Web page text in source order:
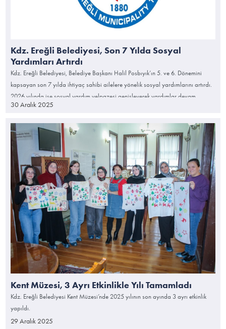
Kdz. Ereğli Belediyesi, Son 7 Yılda Sosyal
Yardımları Artırdı
Kdz. Ereğli Belediyesi, Belediye Başkanı Halil Posbıyık’ın 5. ve 6. Dönemini
kapsayan son 7 yılda ihtiyaç sahibi ailelere yönelik sosyal yardımlarını artırdı.
2026 yılında ise sosyal yardım yelpazesi genişleyerek yardımlar devam
edecek.
30 Aralık 2025
Kent Müzesi, 3 Ayrı Etkinlikle Yılı Tamamladı
Kdz. Ereğli Belediyesi Kent Müzesi’nde 2025 yılının son ayında 3 ayrı etkinlik
yapıldı.
29 Aralık 2025